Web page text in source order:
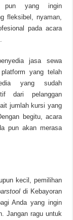
yang ingin
fleksibel, nyaman,
pada acara
jasa sewa
yang telah
yang sudah
dari pelanggan
jumlah kursi yang
begitu, acara
pun akan merasa
kecil, pemilihan
di Kebayoran
Anda yang ingin
Jangan ragu untuk